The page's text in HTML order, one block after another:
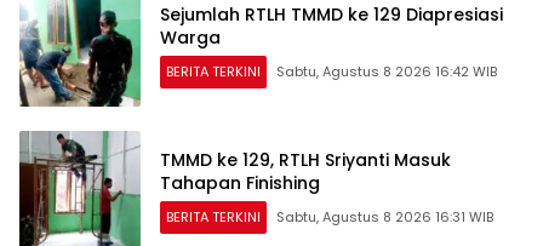
Sejumlah RTLH TMMD ke 129 Diapresiasi
Warga
BERITA TERKINI Sabtu, Agustus 8 2026 16:42 WIB
TMMD ke 129, RTLH Sriyanti Masuk
Tahapan Finishing
BERITA TERKINI Sabtu, Agustus 8 2026 16:31 WIB